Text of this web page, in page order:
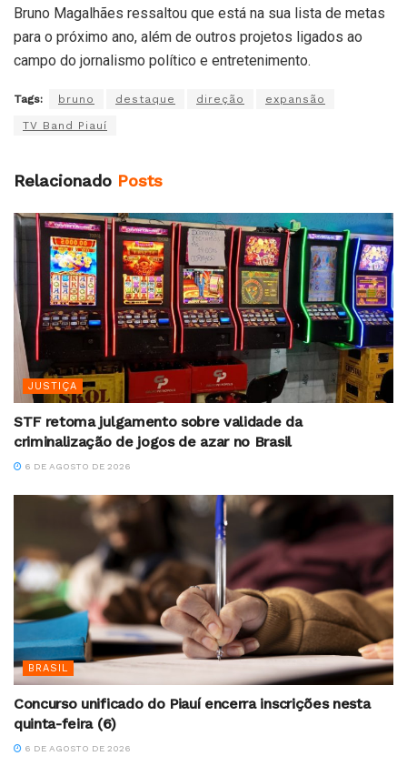
Bruno Magalhães ressaltou que está na sua lista de metas
para o próximo ano, além de outros projetos ligados ao
campo do jornalismo político e entretenimento.
Tags: bruno destaque direção expansão
TV Band Piauí
Relacionado Posts
JUSTIÇA
STF retoma julgamento sobre validade da
criminalização de jogos de azar no Brasil
6 DE AGOSTO DE 2026
BRASIL
Concurso unificado do Piauí encerra inscrições nesta
quinta-feira (6)
6 DE AGOSTO DE 2026